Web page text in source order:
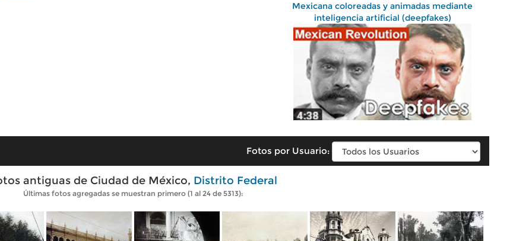
Mexicana coloreadas y animadas mediante
inteligencia artificial (deepfakes)
Fotos por Usuario:
antiguas de Ciudad de México, Distrito Federal
Últimas fotos agregadas se muestran primero (1 al 24 de 5313):